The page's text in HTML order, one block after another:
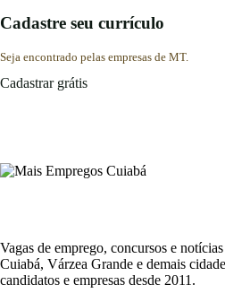
Cadastre seu currículo
Seja encontrado pelas empresas de MT.
Cadastrar grátis
Vagas de emprego, concursos e
Cuiabá, Várzea Grande e demais
candidatos e empresas desde 2011.